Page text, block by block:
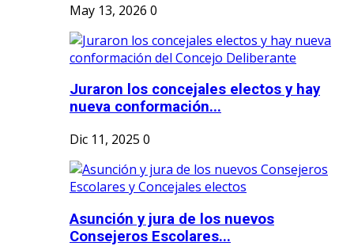
May 13, 2026 0
Juraron los concejales electos y hay
nueva conformación...
Dic 11, 2025 0
Asunción y jura de los nuevos
Consejeros Escolares...